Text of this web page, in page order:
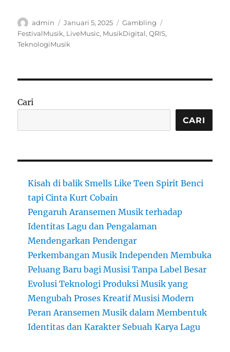
Author
admin
Posted
on
Januari 5, 2025 Categories
Gambling
FestivalMusik, LiveMusic, MusikDigital,QRIS,
TeknologiMusik
Cari
CARI
Kisah di balik Smells Like Teen Spirit Benci
tapi Cinta Kurt Cobain
Pengaruh Aransemen Musik terhadap
Identitas Lagu dan Pengalaman
Mendengarkan Pendengar
Perkembangan Musik Independen Membuka
Peluang Baru bagi Musisi Tanpa Label Besar
Evolusi Teknologi Produksi Musik yang
Mengubah Proses Kreatif Musisi Modern
Peran Aransemen Musik dalam Membentuk
Identitas dan Karakter Sebuah Karya Lagu